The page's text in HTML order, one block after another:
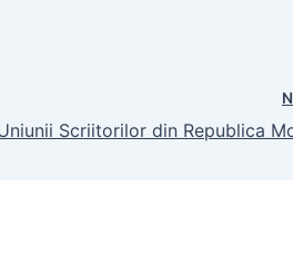
Scriitorilor din Republica